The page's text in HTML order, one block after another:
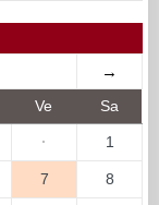
→
Ve Sa
· 1
7 8